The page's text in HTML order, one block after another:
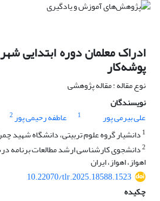
ادراک معلمان دوره ابتدایی
پوشه‌کار
نوع مقاله : مقاله پژوهشی
نویسندگان
علی بیرمی پور
1 عاطفه رحیمی پور2
1 دانشیار گروه علوم تربیتی، دانشگاه شهید
2دانشجوی کارشناسی ارشد مطالعات برنامه
اهواز، اهواز، ایران
10.22070/tlr.2025.18588.1523
چکیده